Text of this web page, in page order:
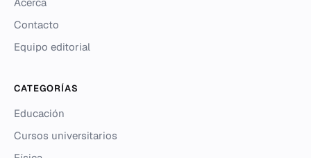
Contacto
Equipo editorial
CATEGORÍAS
Educación
Cursos universitarios